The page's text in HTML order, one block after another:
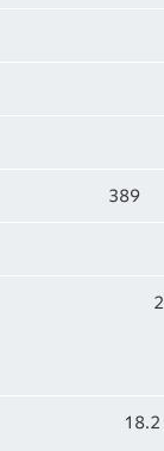
389
18.2